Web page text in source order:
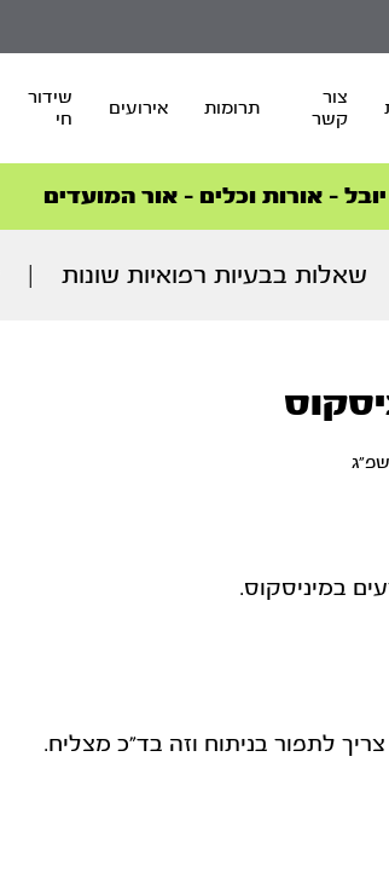
צור
קשר
תרומות אירועים
שידור
חי
הפודקאסטים
החודש – דרך המלך
– אורות וכלים – אור המועדים
הבריאות הטבעית >
הפודקאסטים
החודש – דרך המלך
שאלות בבעיות רפואיות שונות
במיניסקוס.
לתפור בניתוח וזה בד"כ מצליח.